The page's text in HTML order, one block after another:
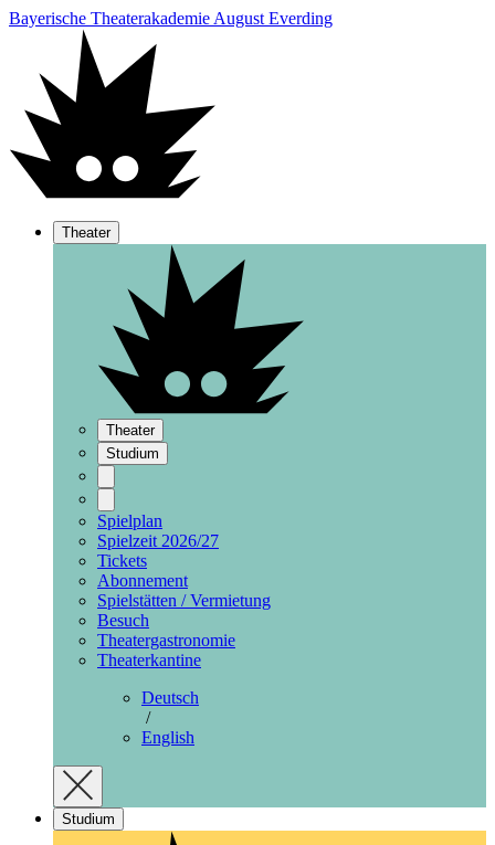
Bayerische Theaterakademie August Everding
Theater
Theater
Studium
Spielplan
Spielzeit 2026/27
Tickets
Abonnement
Spielstätten / Vermietung
Besuch
Theatergastronomie
Theaterkantine
Deutsch
/
English
Studium